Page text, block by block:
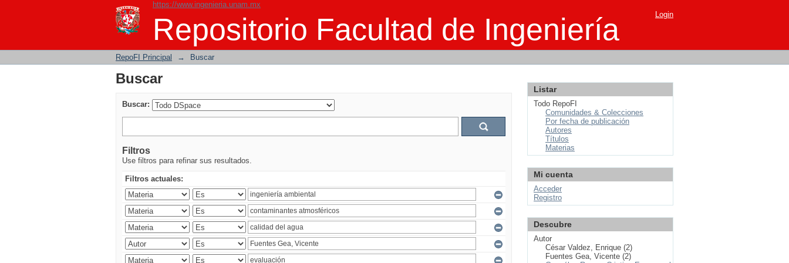
https://www.ingenieria.unam.mx
Repositorio Facultad de Ingeniería
Buscar Login
RepoFI Principal → Buscar
Buscar
Buscar:
Filtros
Use filtros para refinar sus resultados.
Filtros actuales:
Listar
Todo RepoFI
Comunidades & Colecciones
Por fecha de publicación
Autores
Títulos
Materias
Mi cuenta
Acceder
Registro
Descubre
Autor
César Valdez, Enrique (2)
Fuentes Gea, Vicente (2)